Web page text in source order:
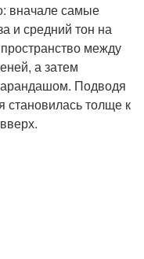
вначале самые
и средний тон на
между
а затем
Подводя
становилась толще к